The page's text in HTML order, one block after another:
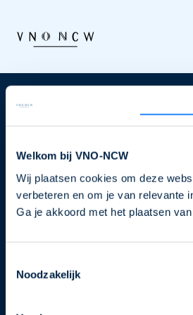
Welkom bij VNO-NCW
Wij plaatsen cookies om deze
verbeteren en om je van relevante
Ga je akkoord met het plaatsen
Noodzakelijk
Nieuwsbrief
je nu in voor de VNO-NCW
Schrijf je in
Direct naar
Ons verhaal